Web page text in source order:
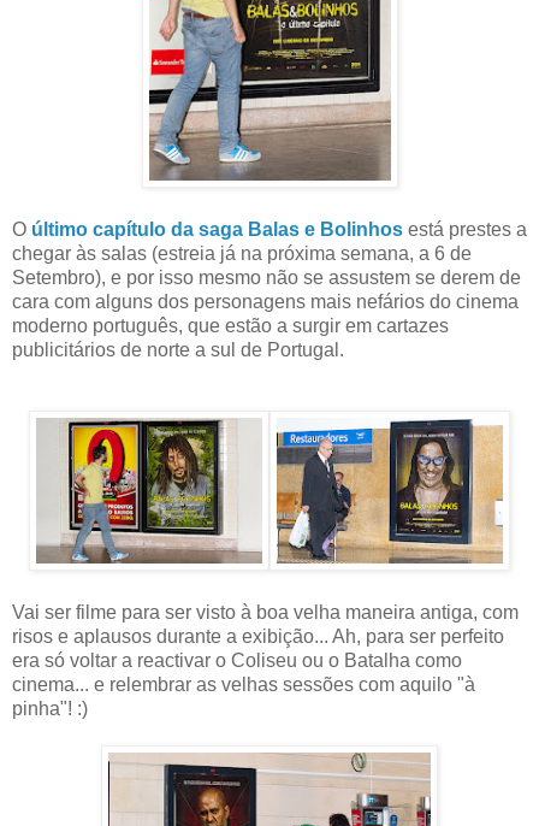
O último capítulo da saga Balas e Bolinhos está prestes a
chegar às salas (estreia já na próxima semana, a 6 de
Setembro), e por isso mesmo não se assustem se derem de
cara com alguns dos personagens mais nefários do cinema
moderno português, que estão a surgir em cartazes
publicitários de norte a sul de Portugal.
Vai ser filme para ser visto à boa velha maneira antiga, com
risos e aplausos durante a exibição... Ah, para ser perfeito
era só voltar a reactivar o Coliseu ou o Batalha como
cinema... e relembrar as velhas sessões com aquilo "à
pinha"! :)